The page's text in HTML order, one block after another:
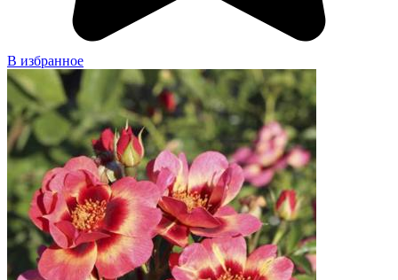
В избранное